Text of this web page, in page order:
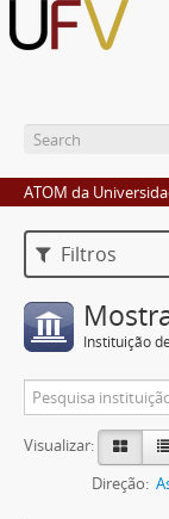
ATOM da
Filtros
Instituição
Visualizar:
Direção: